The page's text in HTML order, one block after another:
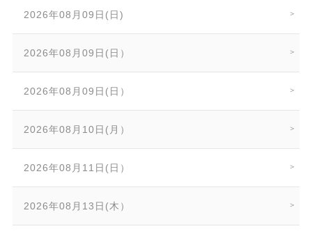
2026年08月09日(日)
2026年08月09日(日）
2026年08月09日(日）
2026年08月10日(月）
2026年08月11日(日）
2026年08月13日(木）